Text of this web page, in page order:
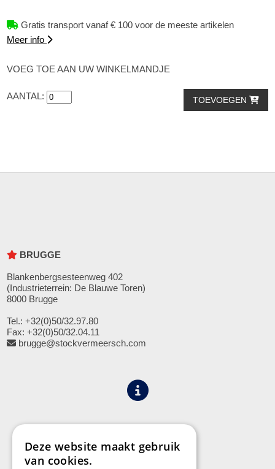
Gratis transport vanaf € 100 voor de meeste artikelen
Meer info
VOEG TOE AAN UW WINKELMANDJE
AANTAL: TOEVOEGEN
BRUGGE
Blankenbergsesteenweg 402
(Industrieterrein: De Blauwe Toren)
8000 Brugge
Tel.: +32(0)50/32.97.80
Fax: +32(0)50/32.04.11
brugge@stockvermeersch.com
Deze website maakt gebruik
van cookies.